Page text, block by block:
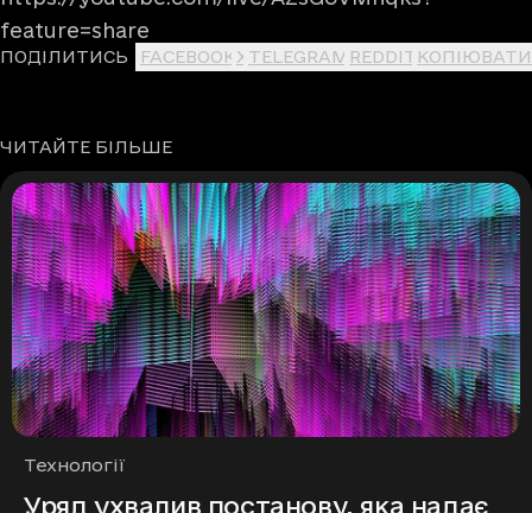
feature=share
ПОДІЛИТИСЬ FACEBOOK X TELEGRAM REDDIT КОПІЮВАТИ
ЧИТАЙТЕ БІЛЬШЕ
Рубрики
Технології
Уряд ухвалив постанову, яка надає